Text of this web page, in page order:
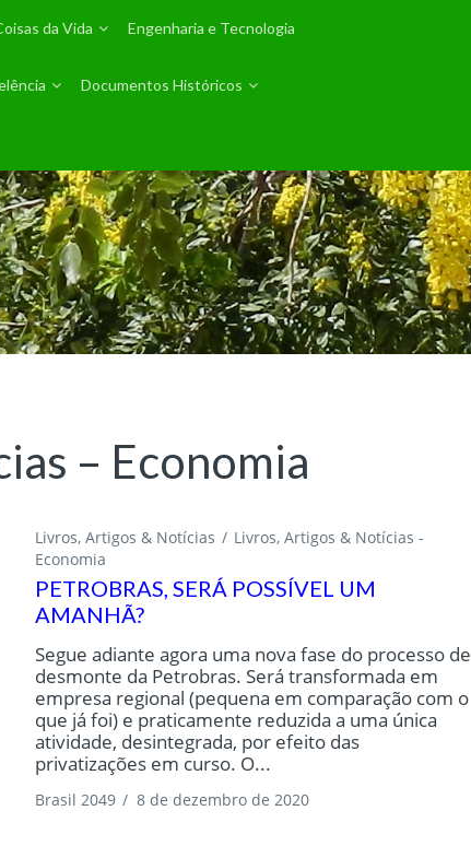
da Vida Engenharia e Tecnologia
Documentos Históricos
– Economia
Livros, Artigos & Notícias
Livros, Artigos & Notícias -
Economia
PETROBRAS, SERÁ POSSÍVEL UM
AMANHÃ?
Segue adiante agora uma nova fase do processo de
desmonte da Petrobras. Será transformada em
empresa regional (pequena em comparação com o
que já foi) e praticamente reduzida a uma única
atividade, desintegrada, por efeito das
privatizações em curso. O...
Brasil 2049 / 8 de dezembro de 2020